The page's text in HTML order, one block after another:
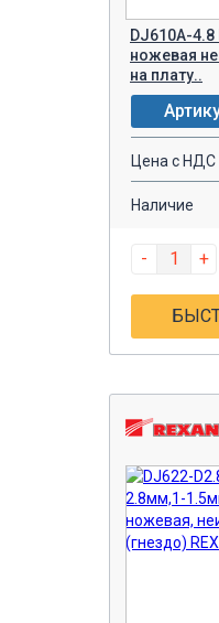
DJ610A-
ножевая
на плату..
Цена с НДС
Наличие
- +